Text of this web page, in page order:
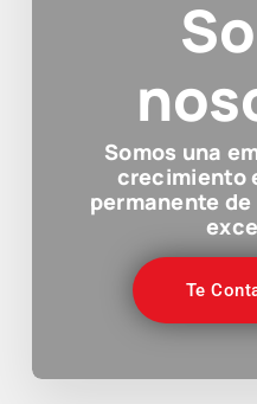
Somos una
crecimiento
permanente
Te